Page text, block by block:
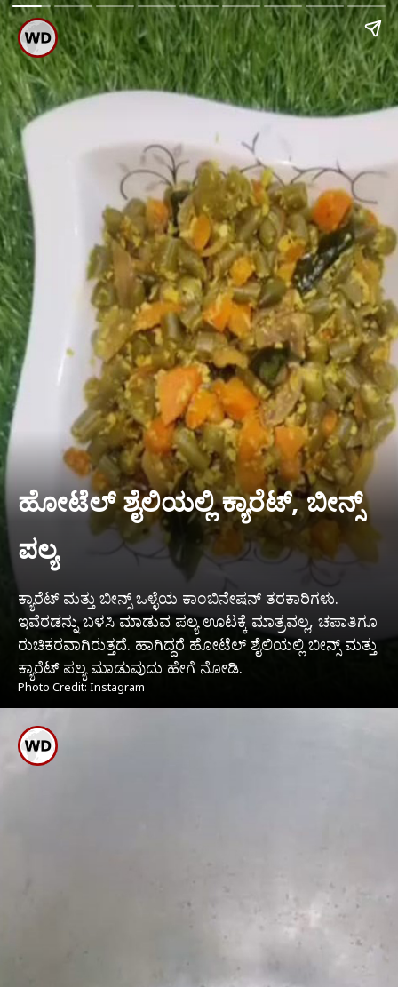
ಹೋಟೆಲ್ ಶೈಲಿಯಲ್ಲಿ ಕ್ಯಾರೆಟ್, ಬೀನ್ಸ್
ಪಲ್ಯ
ಕ್ಯಾರೆಟ್ ಮತ್ತು ಬೀನ್ಸ್ ಒಳ್ಳೆಯ ಕಾಂಬಿನೇಷನ್ ತರಕಾರಿಗಳು.
ಇವೆರಡನ್ನು ಬಳಸಿ ಮಾಡುವ ಪಲ್ಯ ಊಟಕ್ಕೆ ಮಾತ್ರವಲ್ಲ, ಚಪಾತಿಗೂ
ರುಚಿಕರವಾಗಿರುತ್ತದೆ. ಹಾಗಿದ್ದರೆ ಹೋಟೆಲ್ ಶೈಲಿಯಲ್ಲಿ ಬೀನ್ಸ್ ಮತ್ತು
ಕ್ಯಾರೆಟ್ ಪಲ್ಯ ಮಾಡುವುದು ಹೇಗೆ ನೋಡಿ.
Photo Credit: Instagram